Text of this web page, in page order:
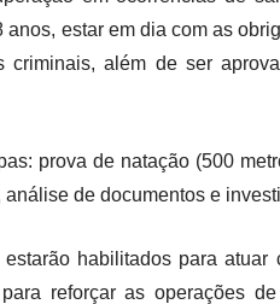
estar em dia com as
criminais, além de ser
prova de natação (500
de documentos e
habilitados para atuar
reforçar as operações